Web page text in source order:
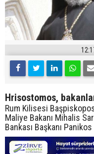
Hrisostomos,
Rum Kilisesi
Maliye Bakanı Mihalis
Bankası Başkanı